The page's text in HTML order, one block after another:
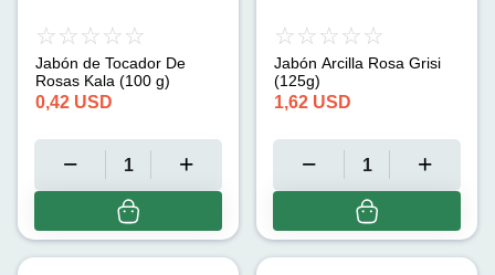
Jabón de Tocador De
Rosas Kala (100 g)
0,42 USD
Jabón Arcilla Rosa Grisi
(125g)
1,62 USD